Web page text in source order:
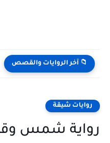
📁 آخر الروايات والقصص
روايات شيقة
رواية شمس